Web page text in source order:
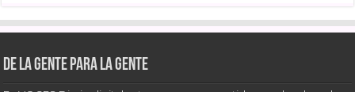
De la gente para la gente